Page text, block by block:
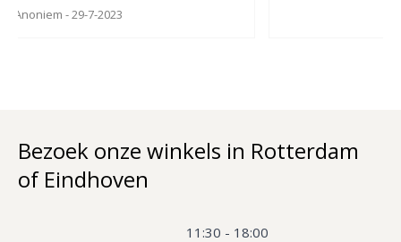
Anoniem - 29-7-2023
Bezoek onze winkels in Rotterdam
of Eindhoven
11:30 - 18:00